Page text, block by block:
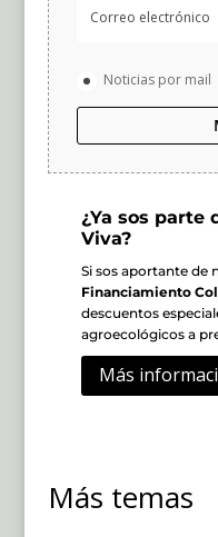
Noticias por mail
¿Ya sos parte
Viva?
Si sos aportante de
Financiamiento
descuentos
agroecológicos a
Más
Más temas